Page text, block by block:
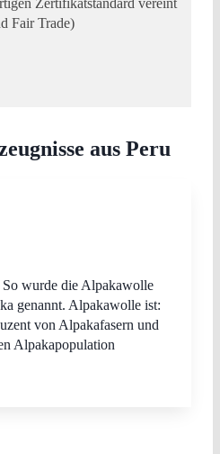
Fair Trade)
aus Peru
wurde die Alpakawolle
genannt. Alpakawolle ist:
von Alpakafasern und
Alpakapopulation